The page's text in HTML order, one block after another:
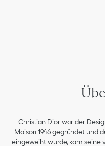
Christian Dior war der
Maison 1946 gegründet und
eingeweiht wurde, kam seine